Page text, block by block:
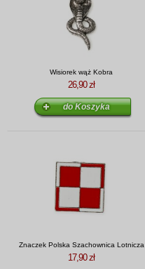
Wisiorek wąż Kobra
26,90 zł
Znaczek Polska Szachownica Lotnicza
17,90 zł